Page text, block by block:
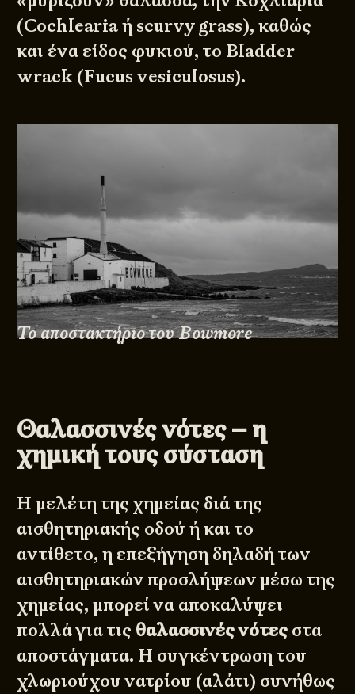
(Cochlearia ή scurvy grass), καθώς
και ένα είδος φυκιού, το Bladder
wrack (Fucus vesiculosus).
Το αποστακτήριο του Bowmore
Θαλασσινές νότες – η
χημική τους σύσταση
Η μελέτη της χημείας διά της
αισθητηριακής οδού ή και το
αντίθετο, η επεξήγηση δηλαδή των
αισθητηριακών προσλήψεων μέσω της
χημείας, μπορεί να αποκαλύψει
πολλά για τις θαλασσινές νότες στα
αποστάγματα. Η συγκέντρωση του
χλωριούχου νατρίου (αλάτι) συνήθως